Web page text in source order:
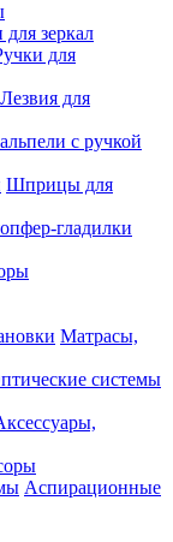
для зеркал
для
Лезвия для
с ручкой
Шприцы для
гладилки
Матрасы,
системы
Аспирационные